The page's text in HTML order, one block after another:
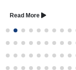
Read More